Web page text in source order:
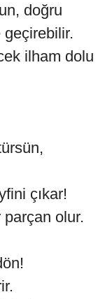
doğru
ilham dolu
çıkar!
olur.